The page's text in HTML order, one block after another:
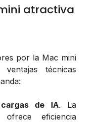
atractiva
por la Mac mini
técnicas
de IA. La
eficiencia